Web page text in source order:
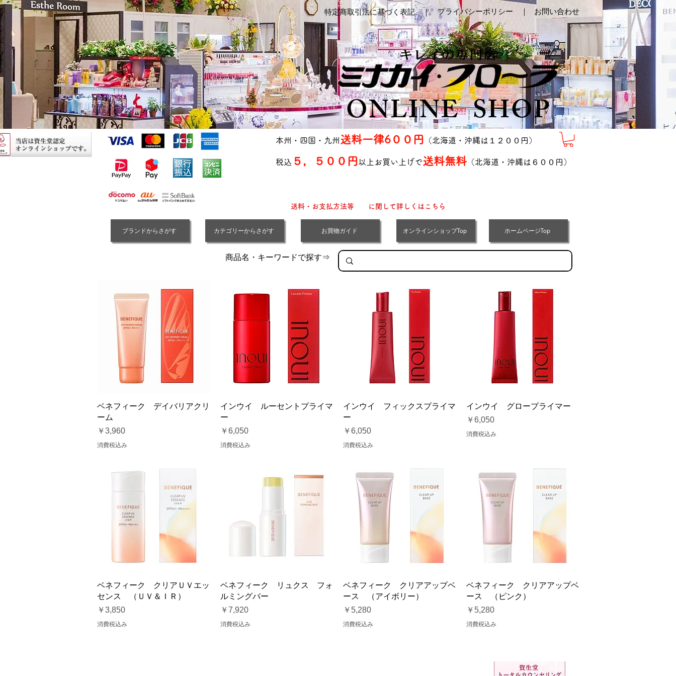
特定商取引法に基づく表記 ｜ プライバシーポリシー ｜ お問い合わせ
ONLINE SHOP
本州・四国・九州 送料一律6００円 （北海道・沖縄は１２００円）
税込 ５，５００円以上お買い上げで送料無料 （北海道・沖縄は６００円）
送料・お支払方法等 に関して詳しくはこちら
ブランドからさがす カテゴリーからさがす お買物ガイド オンラインショップTop ホームページTop
商品名・キーワードで探す⇒
クイックビュー
ベネフィーク デイバリアクリ
ーム
価格
￥3,960
消費税込み
クイックビュー
インウイ ルーセントプライマ
ー
価格
￥6,050
消費税込み
クイックビュー
インウイ フィックスプライマ
ー
価格
￥6,050
消費税込み
クイックビュー
インウイ グロープライマー
価格
￥6,050
消費税込み
クイックビュー
ベネフィーク クリアＵＶエッ
センス （ＵＶ＆ＩＲ）
価格
￥3,850
消費税込み
クイックビュー
ベネフィーク リュクス フォ
ルミングバー
価格
￥7,920
消費税込み
クイックビュー
ベネフィーク クリアアップベ
ース （アイボリー）
価格
￥5,280
消費税込み
クイックビュー
ベネフィーク クリアアップベ
ース （ピンク）
価格
￥5,280
消費税込み